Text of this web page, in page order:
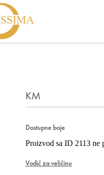
KM
Dostupne boje
Proizvod sa ID 2113 ne
Vodič za veličinu